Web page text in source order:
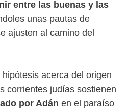
entre las buenas y las
unas pautas de
ajusten al camino del
acerca del origen
corrientes judías sostienen
por Adán en el paraíso